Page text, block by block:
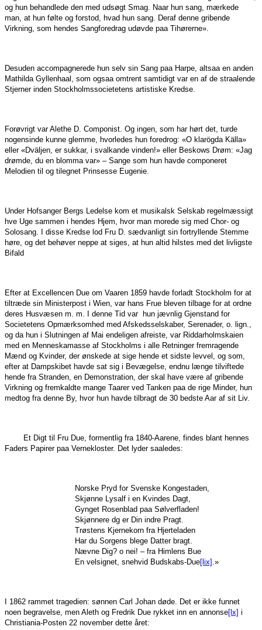
og hun behandlede den med udsøgt Smag. Naar hun sang, mærkede
man, at hun følte og forstod, hvad hun sang. Deraf denne gribende
Virkning, som hendes Sangforedrag udøvde paa Tihørerne».
Desuden accompagnerede hun selv sin Sang paa Harpe, altsaa en anden
Mathilda Gyllenhaal, som ogsaa omtrent samtidigt var en af de straalende
Stjerner inden Stockholmssocietetens artistiske Kredse.
Forøvrigt var Alethe D. Componist. Og ingen, som har hørt det, turde
nogensinde kunne glemme, hvorledes hun foredrog: «O klarögda Källa»
eller «Dväljen, er sukkar, i svalkande vinden!» eller Beskows Drøm: «Jag
drømde, du en blomma var» – Sange som hun havde componeret
Melodien til og tilegnet Prinsesse Eugenie.
Under Hofsanger Bergs Ledelse kom et musikalsk Selskab regelmæssigt
hve Uge sammen i hendes Hjem, hvor man morede sig med Chor- og
Solosang. I disse Kredse lod Fru D. sædvanligt sin fortryllende Stemme
høre, og det behøver neppe at siges, at hun altid hilstes med det livligste
Bifald
Efter at Excellencen Due om Vaaren 1859 havde forladt Stockholm for at
tiltræde sin Ministerpost i Wien, var hans Frue bleven tilbage for at ordne
deres Husvæsen m. m. I denne Tid var hun jævnlig Gjenstand for
Societetens Opmærksomhed med Afskedsselskaber, Serenader, o. lign.,
og da hun i Slutningen af Mai endeligen afreiste, var Riddarholmskaien
med en Menneskamasse af Stockholms i alle Retninger fremragende
Mænd og Kvinder, der ønskede at sige hende et sidste levvel, og som,
efter at Dampskibet havde sat sig i Bevægelse, endnu længe tilviftede
hende fra Stranden, en Demonstration, der skal have være af gribende
Virkning og fremkaldte mange Taarer ved Tanken paa de rige Minder, hun
medtog fra denne By, hvor hun havde tilbragt de 30 bedste Aar af sit Liv.
Et Digt til Fru Due, formentlig fra 1840-Aarene, findes blant hennes
Faders Papirer paa Vernekloster. Det lyder saaledes:
Norske Pryd for Svenske Kongestaden,
Skjønne Lysalf i en Kvindes Dagt,
Gynget Rosenblad paa Sølverfladen!
Skjønnere dg er Din indre Pragt.
Trøstens Kjernekorn fra Hjerteladen
Har du Sorgens blege Datter bragt.
Nævne Dig? o nei! – fra Himlens Bue
En velsignet, snehvid Budskabs-Due[lix] .»
I 1862 rammet tragedien: sønnen Carl Johan døde. Det er ikke funnet
noen begravelse, men Aleth og Fredrik Due rykket inn en annonse[lx] i
Christiania-Posten 22 november dette året: